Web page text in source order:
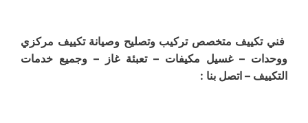
فني تكييف متخصص تركيب وتصليح وصيانة تكييف مركزي
ووحدات – غسيل مكيفات – تعبئة غاز – وجميع خدمات
التكييف – اتصل بنا :